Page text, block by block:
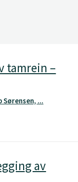
tamrein –
Sørensen, ...
av